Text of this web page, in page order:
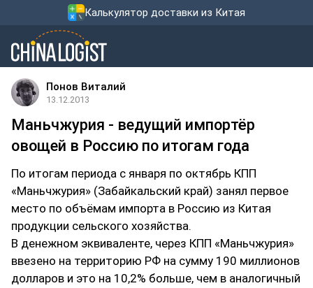
Калькулятор доставки из Китая
Понов Виталий
13.12.2013
Маньчжурия - ведущий импортёр
овощей в Россию по итогам года
По итогам периода с января по октябрь КПП
«Маньчжурия» (Забайкальский край) занял первое
место по объёмам импорта в Россию из Китая
продукции сельского хозяйства.
В денежном эквиваленте, через КПП «Маньчжурия»
ввезено на территорию РФ на сумму 190 миллионов
долларов и это на 10,2% больше, чем в аналогичный